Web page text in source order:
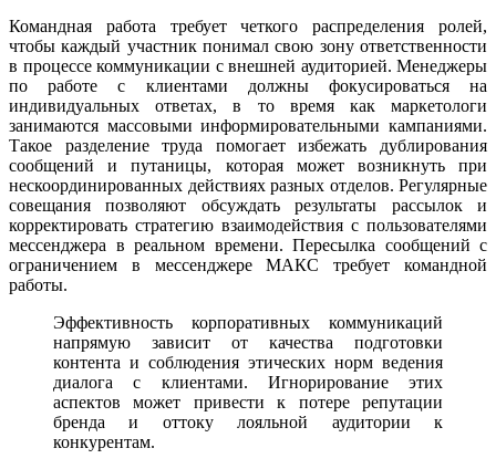
Командная работа требует четкого распределения ролей,
чтобы каждый участник понимал свою зону ответственности
в процессе коммуникации с внешней аудиторией. Менеджеры
по работе с клиентами должны фокусироваться на
индивидуальных ответах, в то время как маркетологи
занимаются массовыми информировательными кампаниями.
Такое разделение труда помогает избежать дублирования
сообщений и путаницы, которая может возникнуть при
нескоординированных действиях разных отделов. Регулярные
совещания позволяют обсуждать результаты рассылок и
корректировать стратегию взаимодействия с пользователями
мессенджера в реальном времени. Пересылка сообщений с
ограничением в мессенджере МАКС требует командной
работы.
Эффективность корпоративных коммуникаций
напрямую зависит от качества подготовки
контента и соблюдения этических норм ведения
диалога с клиентами. Игнорирование этих
аспектов может привести к потере репутации
бренда и оттоку лояльной аудитории к
конкурентам.